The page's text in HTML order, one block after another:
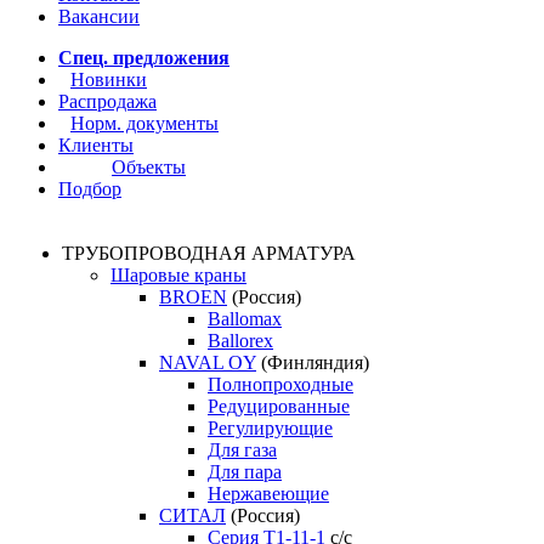
Вакансии
Спец. предложения
Новинки
Распродажа
Норм. документы
Клиенты
Объекты
Подбор
ТРУБОПРОВОДНАЯ АРМАТУРА
Шаровые краны
BROEN (Россия)
Ballomax
Ballorex
NAVAL OY (Финляндия)
Полнопроходные
Редуцированные
Регулирующие
Для газа
Для пара
Нержавеющие
СИТАЛ (Россия)
Серия Т1-11-1 с/с